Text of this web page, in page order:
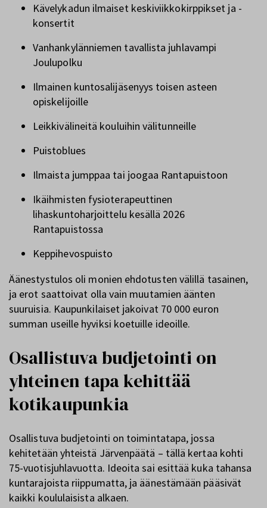
Kävelykadun ilmaiset keskiviikkokirppikset ja -
konsertit
Vanhankylänniemen tavallista juhlavampi
Joulupolku
Ilmainen kuntosalijäsenyys toisen asteen
opiskelijoille
Leikkivälineitä kouluihin välitunneille
Puistoblues
Ilmaista jumppaa tai joogaa Rantapuistoon
Ikäihmisten fysioterapeuttinen
lihaskuntoharjoittelu kesällä 2026
Rantapuistossa
Keppihevospuisto
Äänestystulos oli monien ehdotusten välillä tasainen,
ja erot saattoivat olla vain muutamien äänten
suuruisia. Kaupunkilaiset jakoivat 70 000 euron
summan useille hyviksi koetuille ideoille.
Osallistuva budjetointi on
yhteinen tapa kehittää
kotikaupunkia
Osallistuva budjetointi on toimintatapa, jossa
kehitetään yhteistä Järvenpäätä – tällä kertaa kohti
75-vuotisjuhlavuotta. Ideoita sai esittää kuka tahansa
kuntarajoista riippumatta, ja äänestämään pääsivät
kaikki koululaisista alkaen.